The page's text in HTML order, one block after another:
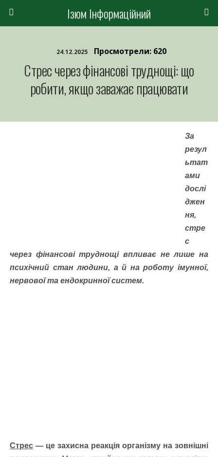
Ізюм Інформаційний
24.12.2025 Просмотрели: 620
Стрес через фінансові труднощі: що
робити, якщо заважає працювати
За
резул
ьтат
ами
дослі
джен
ня,
стре
с
через фінансові труднощі впливає не лише на
психічний стан людини, а й на роботу імунної,
нервової та ендокринної систем.
Стрес — це захисна реакція організму на зовнішні